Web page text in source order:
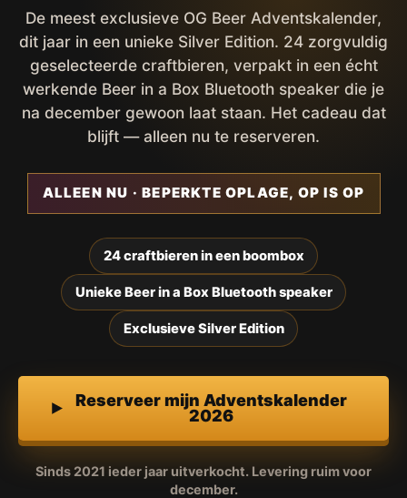
De meest exclusieve OG Beer Adventskalender,
dit jaar in een unieke Silver Edition. 24 zorgvuldig
geselecteerde craftbieren, verpakt in een écht
werkende Beer in a Box Bluetooth speaker die je
na december gewoon laat staan. Het cadeau dat
blijft — alleen nu te reserveren.
ALLEEN NU · BEPERKTE OPLAGE, OP IS OP
24 craftbieren in een boombox
Unieke Beer in a Box Bluetooth speaker
Exclusieve Silver Edition
Reserveer mijn Adventskalender
2026
Sinds 2021 ieder jaar uitverkocht. Levering ruim voor
december.